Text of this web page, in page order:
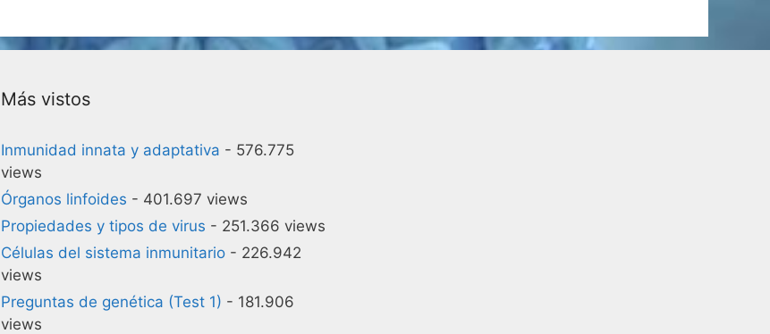
Más vistos
Inmunidad innata y adaptativa - 576.775
views
Órganos linfoides - 401.697 views
Propiedades y tipos de virus - 251.366 views
Células del sistema inmunitario - 226.942
views
Preguntas de genética (Test 1) - 181.906
views